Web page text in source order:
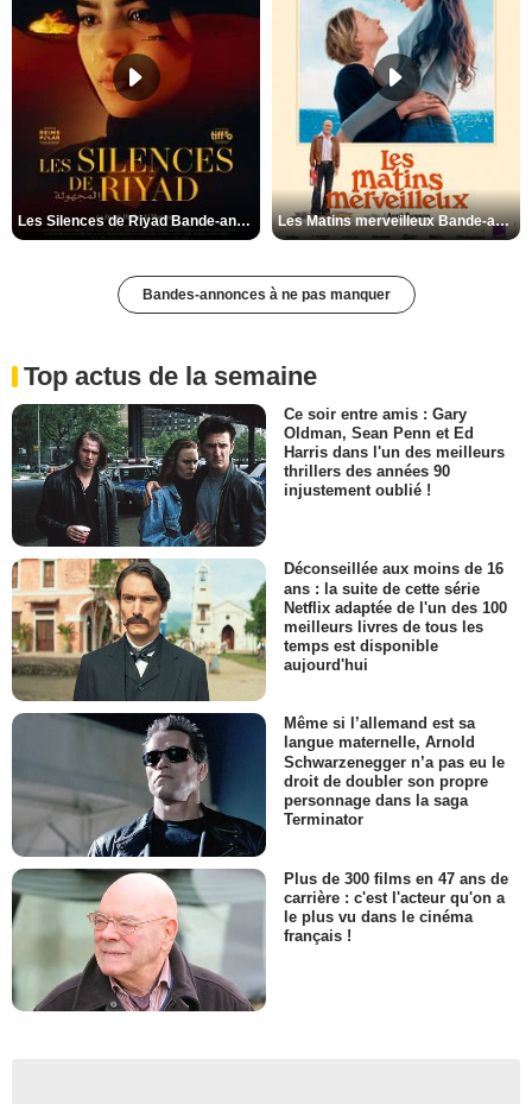
Les Silences de Riyad Bande-annonce VO STFR Les Matins merveilleux Bande-annonce VF
Bandes-annonces à ne pas manquer
Top actus de la semaine
Ce soir entre amis : Gary
Oldman, Sean Penn et Ed
Harris dans l'un des meilleurs
thrillers des années 90
injustement oublié !
Déconseillée aux moins de 16
ans : la suite de cette série
Netflix adaptée de l'un des 100
meilleurs livres de tous les
temps est disponible
aujourd'hui
Même si l’allemand est sa
langue maternelle, Arnold
Schwarzenegger n’a pas eu le
droit de doubler son propre
personnage dans la saga
Terminator
Plus de 300 films en 47 ans de
carrière : c'est l'acteur qu'on a
le plus vu dans le cinéma
français !